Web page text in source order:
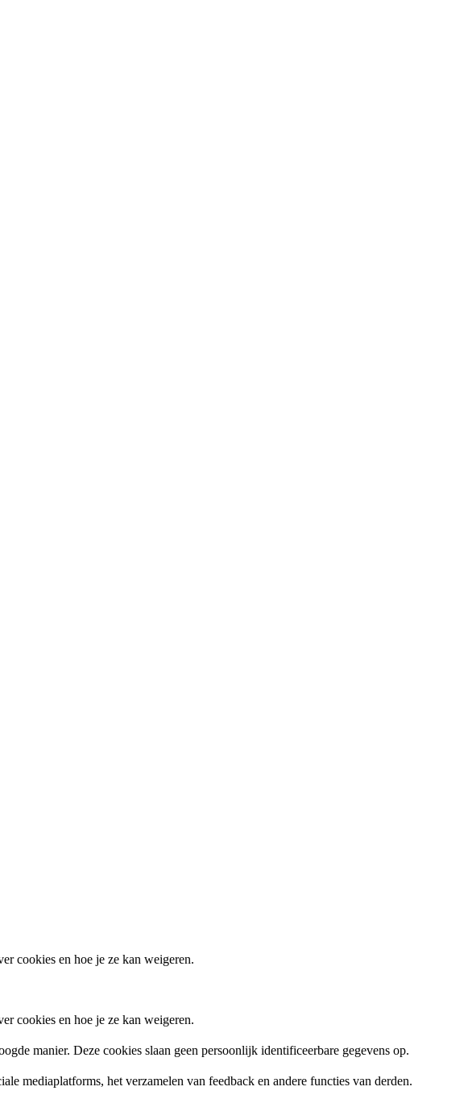
cookies en hoe je ze kan weigeren.
cookies en hoe je ze kan weigeren.
manier. Deze cookies slaan geen persoonlijk identificeerbare gegevens op.
mediaplatforms, het verzamelen van feedback en andere functies van derden.